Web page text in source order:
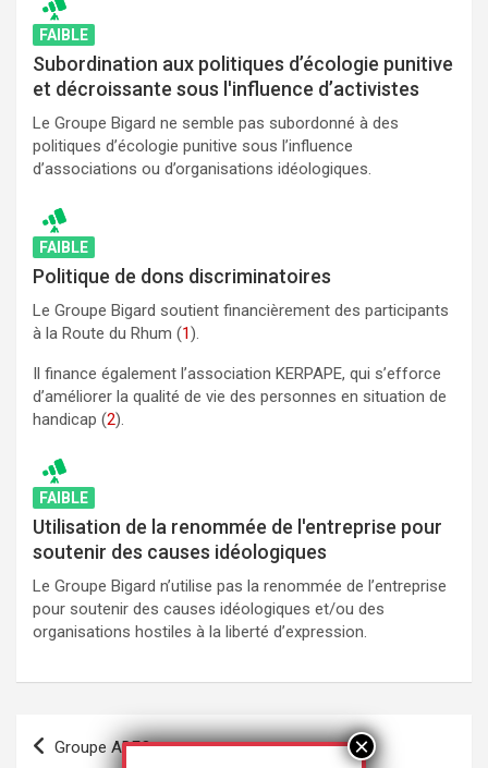
FAIBLE
Subordination aux politiques d’écologie punitive
et décroissante sous l'influence d’activistes
Le Groupe Bigard ne semble pas subordonné à des
politiques d’écologie punitive sous l’influence
d’associations ou d’organisations idéologiques.
FAIBLE
Politique de dons discriminatoires
Le Groupe Bigard soutient financièrement des participants
à la Route du Rhum (1).
Il finance également l’association KERPAPE, qui s’efforce
d’améliorer la qualité de vie des personnes en situation de
handicap (2).
FAIBLE
Utilisation de la renommée de l'entreprise pour
soutenir des causes idéologiques
Le Groupe Bigard n’utilise pas la renommée de l’entreprise
pour soutenir des causes idéologiques et/ou des
organisations hostiles à la liberté d’expression.
Navigation
Groupe ADEO